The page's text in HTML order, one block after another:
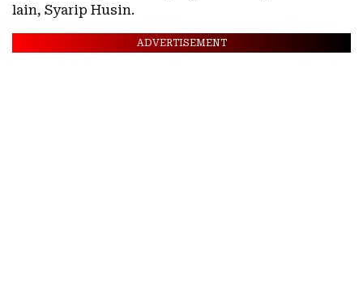
lain, Syarip Husin.
ADVERTISEMENT